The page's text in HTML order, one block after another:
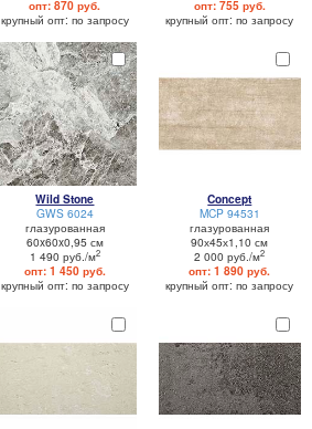
опт: 870 руб.
крупный опт: по запросу
опт: 755 руб.
крупный опт: по запросу
Wild Stone
GWS 6024
глазурованная
60x60x0,95 см
1 490 руб./м2
опт: 1 450 руб.
крупный опт: по запросу
Concept
MCP 94531
глазурованная
90х45х1,10 см
2 000 руб./м2
опт: 1 890 руб.
крупный опт: по запросу